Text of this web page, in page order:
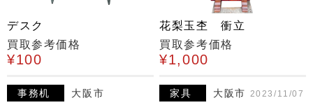
デスク
買取参考価格
¥100
事務机 大阪市
花梨玉杢 衝立
買取参考価格
¥1,000
家具 大阪市 2023/11/07